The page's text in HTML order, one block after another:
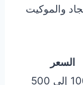
والموكيت
السعر
من 100 إلى 500